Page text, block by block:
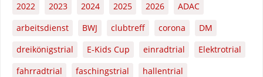
2022
2023 2024 2025 2026
ADAC
arbeitsdienst
BWJ clubtreff corona
DM
dreikönigstrial
E-Kids Cup einradtrial
Elektrotrial
fahrradtrial
faschingstrial
hallentrial